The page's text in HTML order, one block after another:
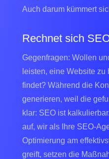
Auch darum kümmert
Rechnet sich
Gegenfragen: Wollen
leisten, eine Website
findet? Während die
generieren, weil die
klar: SEO ist
auf, wir als Ihre SEO-
Optimierung am
greift, setzen die